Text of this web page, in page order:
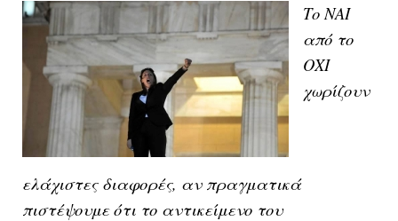
Το ΝΑΙ
από το
ΟΧΙ
χωρίζουν
ελάχιστες διαφορές, αν πραγματικά
πιστέψουμε ότι το αντικείμενο του